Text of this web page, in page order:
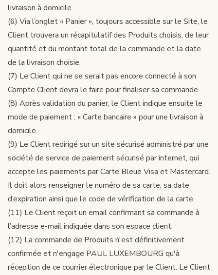
livraison à domicile.
(6) Via l’onglet « Panier », toujours accessible sur le Site, le
Client trouvera un récapitulatif des Produits choisis, de leur
quantité et du montant total de la commande et la date
de la livraison choisie.
(7) Le Client qui ne se serait pas encore connecté à son
Compte Client devra le faire pour finaliser sa commande.
(8) Après validation du panier, le Client indique ensuite le
mode de paiement : « Carte bancaire » pour une livraison à
domicile.
(9) Le Client redirigé sur un site sécurisé administré par une
société de service de paiement sécurisé par internet, qui
accepte les paiements par Carte Bleue Visa et Mastercard.
Il doit alors renseigner le numéro de sa carte, sa date
d’expiration ainsi que le code de vérification de la carte.
(11) Le Client reçoit un email confirmant sa commande à
l’adresse e-mail indiquée dans son espace client.
(12) La commande de Produits n'est définitivement
confirmée et n'engage PAUL LUXEMBOURG qu'à
réception de ce courrier électronique par le Client. Le Client